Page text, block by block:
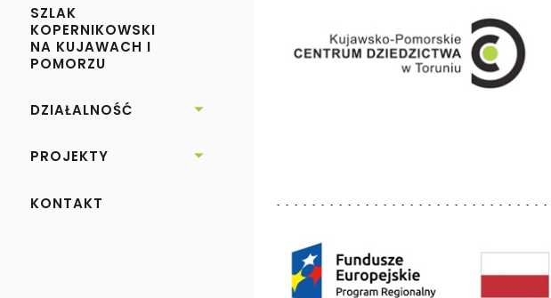
SZLAK
KOPERNIKOWSKI
NA KUJAWACH I
POMORZU
DZIAŁALNOŚĆ 
PROJEKTY 
KONTAKT